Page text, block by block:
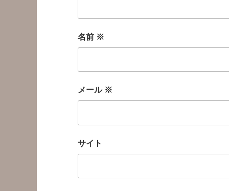
名前 ※
メール ※
サイト